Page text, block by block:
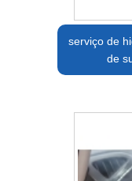
serviço de
de